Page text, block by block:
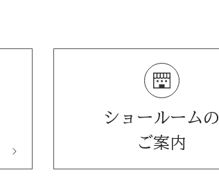
ショールームの
ご案内